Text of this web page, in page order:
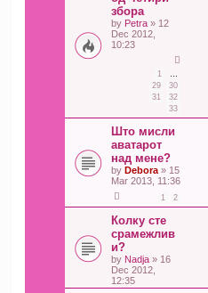
збора
by Petra » 12
Dec 2012,
10:23
1
29
30
31
32
33
Што мисли
аватарот
над мене?
by Debora » 15
Mar 2013, 11:36
1 2
Колку сте
срамежлив
и?
by Nadja » 16
Dec 2012,
12:35